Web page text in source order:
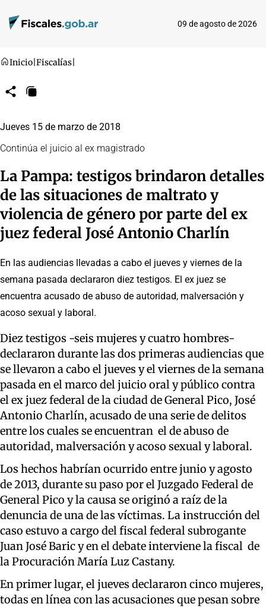
09 de agosto de 2026
Inicio Fiscalías
CompartirCopiar
Jueves 15 de marzo de 2018
Continúa el juicio al ex magistrado
La Pampa: testigos brindaron detalles
de las situaciones de maltrato y
violencia de género por parte del ex
juez federal José Antonio Charlín
En las audiencias llevadas a cabo el jueves y viernes de la
semana pasada declararon diez testigos. El ex juez se
encuentra acusado de abuso de autoridad, malversación y
acoso sexual y laboral.
Diez testigos -seis mujeres y cuatro hombres-
declararon durante las dos primeras audiencias que
se llevaron a cabo el jueves y el viernes de la semana
pasada en el marco del juicio oral y público contra
el ex juez federal de la ciudad de General Pico, José
Antonio Charlín, acusado de una serie de delitos
entre los cuales se encuentran el de abuso de
autoridad, malversación y acoso sexual y laboral.
Los hechos habrían ocurrido entre junio y agosto
de 2013, durante su paso por el Juzgado Federal de
General Pico y la causa se originó a raíz de la
denuncia de una de las víctimas. La instrucción del
caso estuvo a cargo del fiscal federal subrogante
Juan José Baric y en el debate interviene la fiscal de
la Procuración María Luz Castany.
En primer lugar, el jueves declararon cinco mujeres,
todas en línea con las acusaciones que pesan sobre